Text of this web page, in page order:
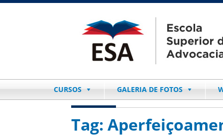
CURSOS GALERIA DE FOTOS
Tag: